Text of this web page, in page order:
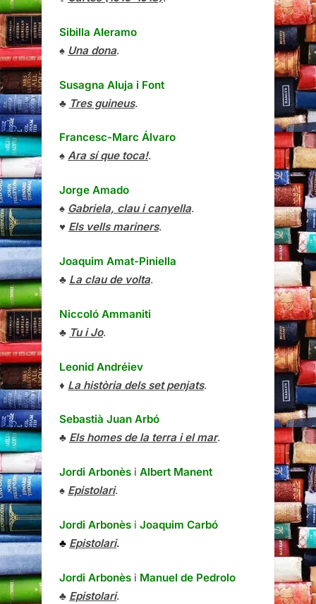
Sibilla Aleramo
♠ Una dona.
Susagna Aluja i Font
♣ Tres guineus.
Francesc-Marc Álvaro
♠ Ara sí que toca!.
Jorge Amado
♠ Gabriela, clau i canyella.
♥ Els vells mariners.
Joaquim Amat-Piniella
♣ La clau de volta.
Niccoló Ammaniti
♣ Tu i Jo.
Leonid Andréiev
♦ La història dels set penjats.
Sebastià Juan Arbó
♣ Els homes de la terra i el mar.
Jordi Arbonès i Albert Manent
♠ Epistolari.
Jordi Arbonès i Joaquim Carbó
♣ Epistolari.
Jordi Arbonès i Manuel de Pedrolo
♣ Epistolari.